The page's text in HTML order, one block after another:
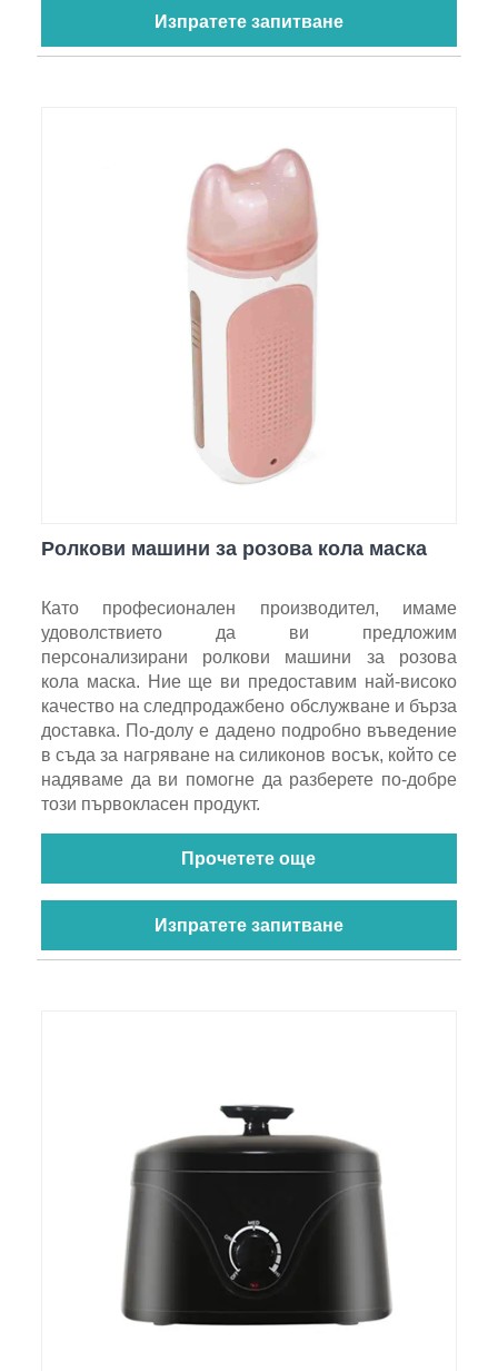
Изпратете запитване
Ролкови машини за розова кола маска
Като професионален производител, имаме
удоволствието да ви предложим
персонализирани ролкови машини за розова
кола маска. Ние ще ви предоставим най-високо
качество на следпродажбено обслужване и бърза
доставка. По-долу е дадено подробно въведение
в съда за нагряване на силиконов восък, който се
надяваме да ви помогне да разберете по-добре
този първокласен продукт.
Прочетете още
Изпратете запитване